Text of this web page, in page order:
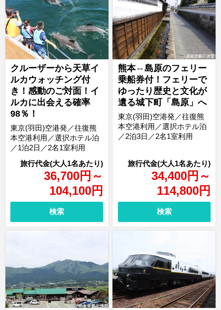
クルーザーから天草イ
ルカウォッチング付
き！感動のご対面！イ
ルカに出会える確率
98％！
36,700円 ～
104,100円
東京(羽田)空港発／往復熊
本空港利用／選択ホテル泊
／1泊2日／2名1室利用
検索
熊本⇔島原のフェリー
乗船券付！フェリーで
ゆったり歴史と文化が
遺る城下町「島原」へ
34,400円 ～
114,800円
東京(羽田)空港発／往復熊
本空港利用／選択ホテル泊
／2泊3日／2名1室利用
検索